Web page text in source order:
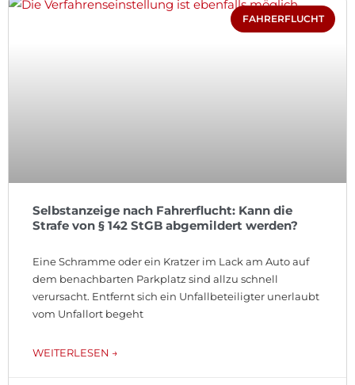
FAHRERFLUCHT
Selbstanzeige nach Fahrerflucht: Kann die
Strafe von § 142 StGB abgemildert werden?
Eine Schramme oder ein Kratzer im Lack am Auto auf
dem benachbarten Parkplatz sind allzu schnell
verursacht. Entfernt sich ein Unfallbeteiligter unerlaubt
vom Unfallort begeht
WEITERLESEN →